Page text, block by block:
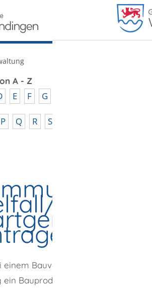
MENÜ
A - Z
E F G
P Q R S
im
einem Bauvorhaben in Baden-
Bauprodukt verwenden